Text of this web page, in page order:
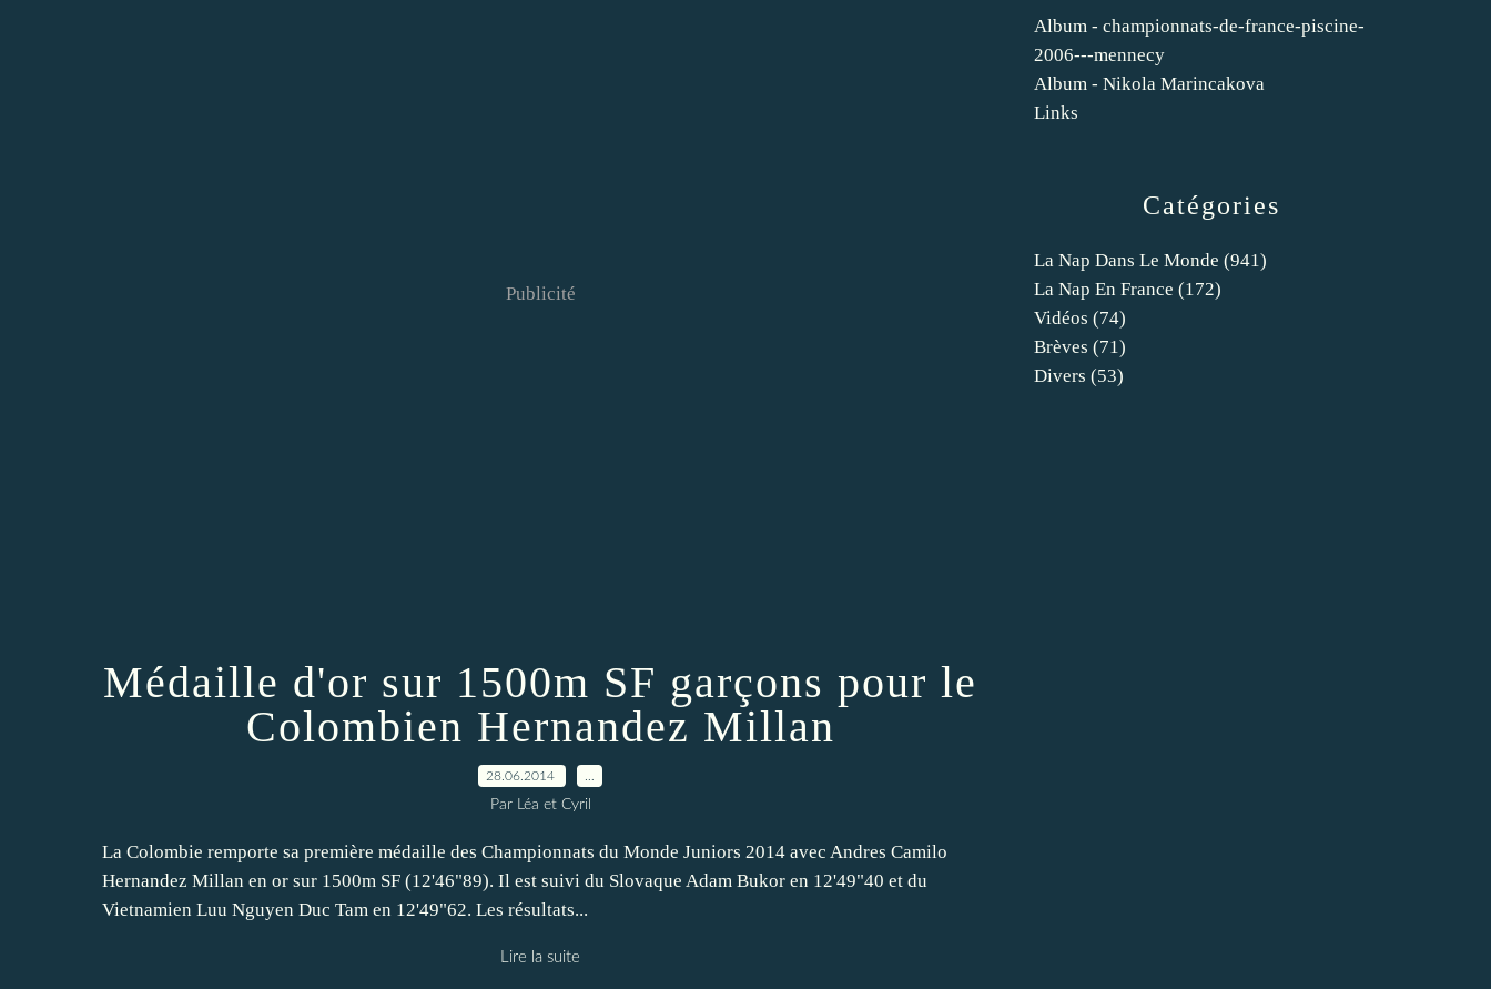
Publicité
Médaille d'or sur 1500m SF garçons pour le
Colombien Hernandez Millan
28.06.2014
Par Léa et Cyril
La Colombie remporte sa première médaille des Championnats du Monde Juniors 2014 avec Andres Camilo
Hernandez Millan en or sur 1500m SF (12'46"89). Il est suivi du Slovaque Adam Bukor en 12'49"40 et du
Vietnamien Luu Nguyen Duc Tam en 12'49"62. Les résultats...
Lire la suite
Catégories
La Nap Dans Le Monde (941)
La Nap En France (172)
Vidéos (74)
Brèves (71)
Divers (53)
Album - championnats-de-france-piscine-
2006---mennecy
Album - Nikola Marincakova
Links